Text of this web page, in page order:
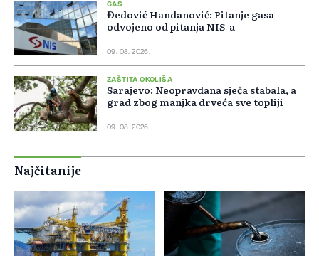
GAS
Đedović Handanović: Pitanje gasa
odvojeno od pitanja NIS-a
09. 08. 2026.
ZAŠTITA OKOLIŠA
Sarajevo: Neopravdana sječa stabala, a
grad zbog manjka drveća sve topliji
09. 08. 2026.
Najčitanije